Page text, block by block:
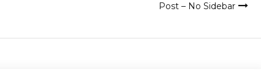
Post – No Sidebar